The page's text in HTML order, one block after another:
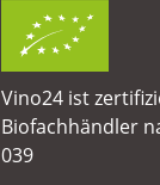
Vino24 ist
Biofachhändler
039